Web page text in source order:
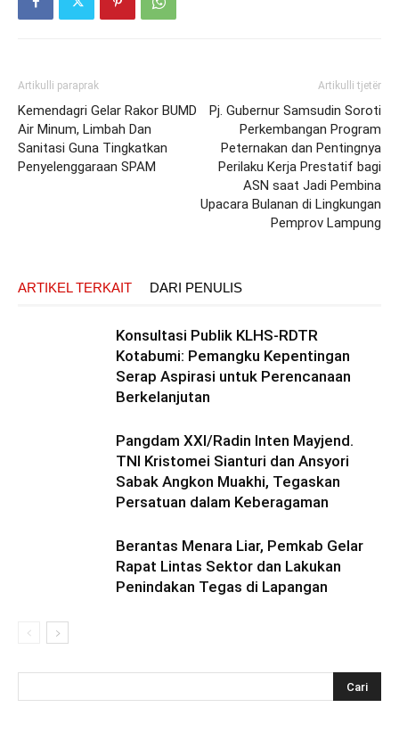
Artikulli paraprak
Kemendagri Gelar Rakor BUMD
Air Minum, Limbah Dan
Sanitasi Guna Tingkatkan
Penyelenggaraan SPAM
Artikulli tjetër
Pj. Gubernur Samsudin Soroti
Perkembangan Program
Peternakan dan Pentingnya
Perilaku Kerja Prestatif bagi
ASN saat Jadi Pembina
Upacara Bulanan di Lingkungan
Pemprov Lampung
ARTIKEL TERKAIT DARI PENULIS
Konsultasi Publik KLHS-RDTR
Kotabumi: Pemangku Kepentingan
Serap Aspirasi untuk Perencanaan
Berkelanjutan
Pangdam XXI/Radin Inten Mayjend.
TNI Kristomei Sianturi dan Ansyori
Sabak Angkon Muakhi, Tegaskan
Persatuan dalam Keberagaman
Berantas Menara Liar, Pemkab Gelar
Rapat Lintas Sektor dan Lakukan
Penindakan Tegas di Lapangan